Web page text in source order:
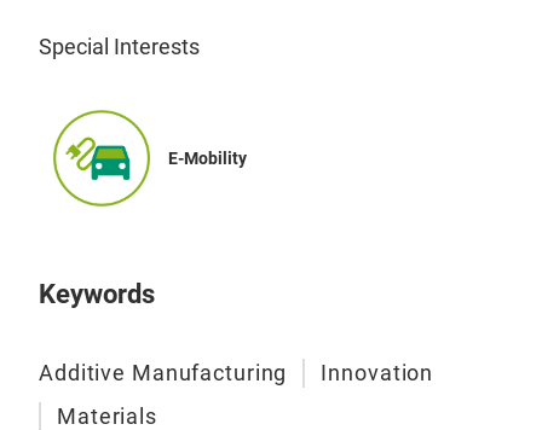
Special Interests
E-Mobility
Keywords
Additive Manufacturing
Innovation
Materials